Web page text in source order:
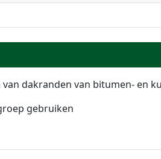
dakranden van bitumen- en
gebruiken